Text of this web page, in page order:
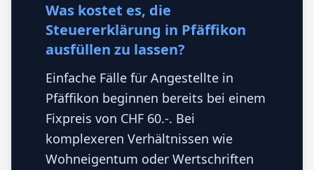
Was kostet es, die
Steuererklärung in Pfäffikon
ausfüllen zu lassen?
Einfache Fälle für Angestellte in
Pfäffikon beginnen bereits bei einem
Fixpreis von CHF 60.-. Bei
komplexeren Verhältnissen wie
Wohneigentum oder Wertschriften